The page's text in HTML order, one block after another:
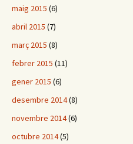
maig 2015 (6)
abril 2015 (7)
març 2015 (8)
febrer 2015 (11)
gener 2015 (6)
desembre 2014(8)
novembre 2014(6)
octubre 2014(5)